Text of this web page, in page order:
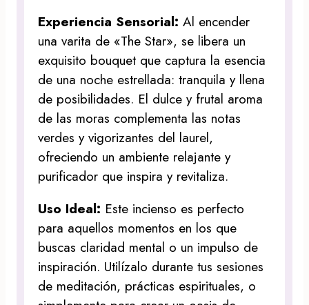
Experiencia Sensorial: Al encender
una varita de «The Star», se libera un
exquisito bouquet que captura la esencia
de una noche estrellada: tranquila y llena
de posibilidades. El dulce y frutal aroma
de las moras complementa las notas
verdes y vigorizantes del laurel,
ofreciendo un ambiente relajante y
purificador que inspira y revitaliza.
Uso Ideal: Este incienso es perfecto
para aquellos momentos en los que
buscas claridad mental o un impulso de
inspiración. Utilízalo durante tus sesiones
de meditación, prácticas espirituales, o